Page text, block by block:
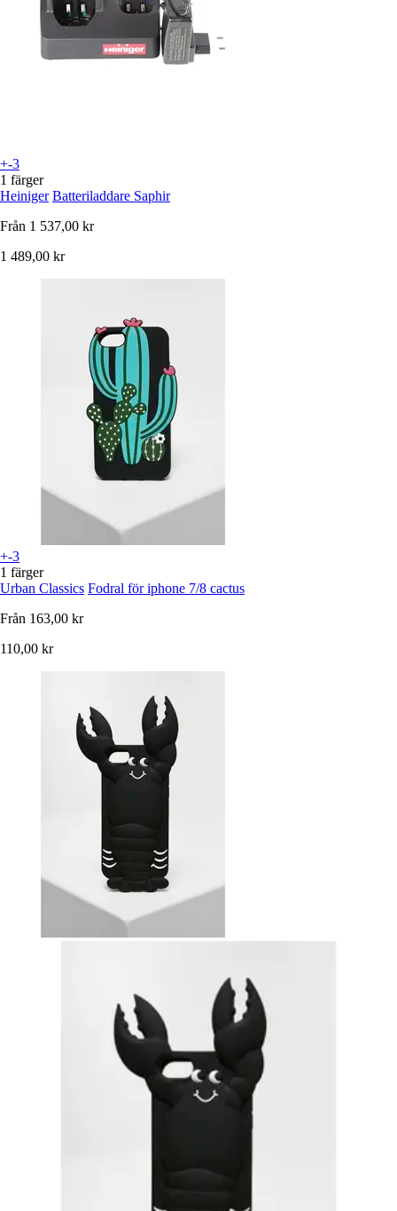
+-3
1 färger
Heiniger Batteriladdare Saphir
Från 1 537,00 kr
1 489,00 kr
+-3
1 färger
Urban Classics Fodral för iphone 7/8 cactus
Från 163,00 kr
110,00 kr